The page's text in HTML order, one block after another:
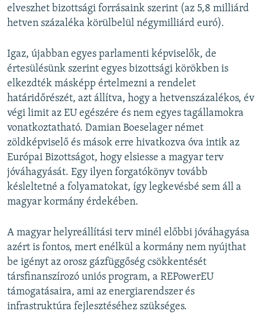
elveszhet bizottsági forrásaink szerint (az 5,8 milliárd
hetven százaléka körülbelül négymilliárd euró).
Igaz, újabban egyes parlamenti képviselők, de
értesülésünk szerint egyes bizottsági körökben is
elkezdték másképp értelmezni a rendelet
határidőrészét, azt állítva, hogy a hetvenszázalékos, év
végi limit az EU egészére és nem egyes tagállamokra
vonatkoztatható. Damian Boeselager német
zöldképviselő és mások erre hivatkozva óva intik az
Európai Bizottságot, hogy elsiesse a magyar terv
jóváhagyását. Egy ilyen forgatókönyv tovább
késleltetné a folyamatokat, így legkevésbé sem áll a
magyar kormány érdekében.
A magyar helyreállítási terv minél előbbi jóváhagyása
azért is fontos, mert enélkül a kormány nem nyújthat
be igényt az orosz gázfüggőség csökkentését
társfinanszírozó uniós program, a REPowerEU
támogatásaira, ami az energiarendszer és
infrastruktúra fejlesztéséhez szükséges.